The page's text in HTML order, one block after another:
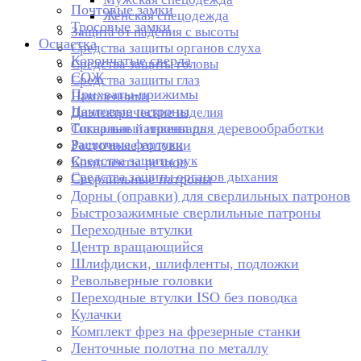
Женская спецодежда
Защита от падения с высоты
Средства защиты органов слуха
Средства защиты головы
Средства защиты глаз
Наколенники
Диэлектрические изделия
Сигнальный инвентарь
Защитные фартуки
Средства защиты рук
Средства защиты органов дыхания
Почтовые замки
Тросовые замки
Оснастка
Корончатые сверла
СОЖ
Прихваты-прижимы
Цанговые патроны
Токарные патроны для деревообработки
Расточные головки
Комплекты резцов
Сверлильные патроны
Дорны (оправки) для сверлильных патронов
Быстрозажимные сверлильные патроны
Переходные втулки
Центр вращающийся
Шлифдиски, шлифленты, подложки
Револьверные головки
Переходные втулки ISO без поводка
Кулачки
Комплект фрез на фрезерные станки
Ленточные полотна по металлу